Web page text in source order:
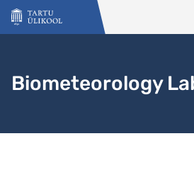
Liigu edasi põhisisu juurde
Biometeorology